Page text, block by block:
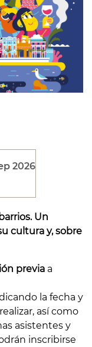
2026
Un
cultura y, sobre
previa a
la fecha y
así como
asistentes y
inscribirse